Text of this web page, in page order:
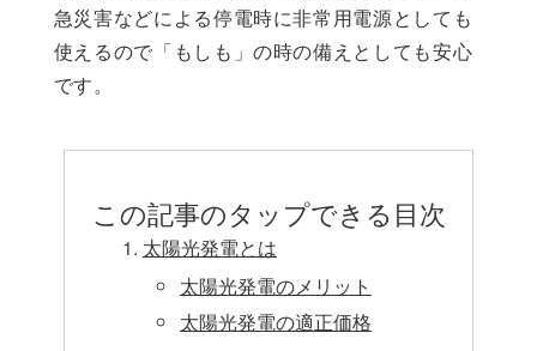
急災害などによる停電時に非常用電源としても
使えるので「もしも」の時の備えとしても安心
です。
この記事のタップできる目次
太陽光発電とは
太陽光発電のメリット
太陽光発電の適正価格